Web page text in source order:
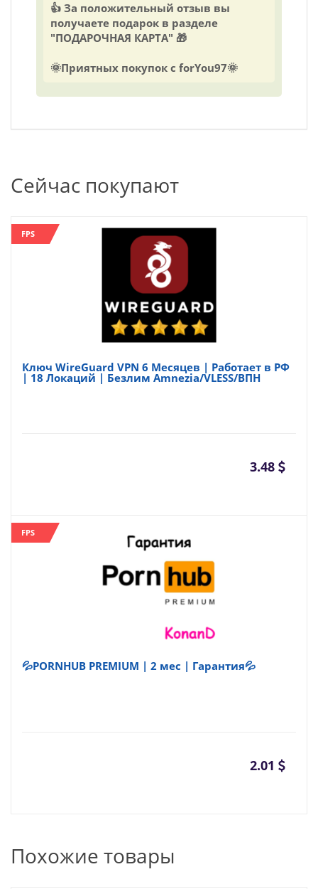
👍 За положительный отзыв вы
получаете подарок в разделе
"ПОДАРОЧНАЯ КАРТА" 🎁
🌞Приятных покупок с forYou97🌞
Сейчас покупают
FPS
Ключ WireGuard VPN 6 Месяцев | Работает в РФ
| 18 Локаций | Безлим Amnezia/VLESS/ВПН
3.48
FPS
💦PORNHUB PREMIUM | 2 мес | Гарантия💦
2.01
Похожие товары